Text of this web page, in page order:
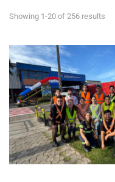
Showing 1-20 of 256 results